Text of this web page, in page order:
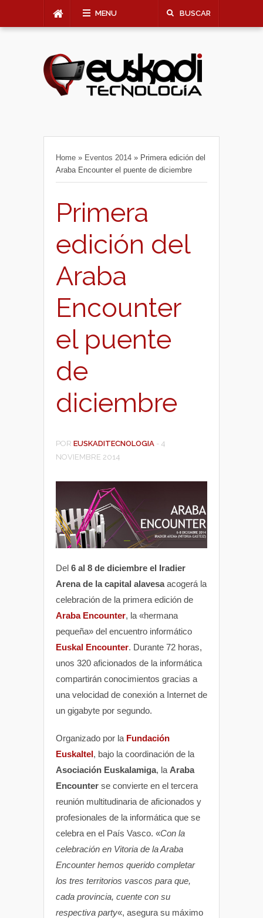
MENU BUSCAR
Home » Eventos 2014 » Primera edición del
Araba Encounter el puente de diciembre
Primera
edición del
Araba
Encounter
el puente
de
diciembre
POR EUSKADITECNOLOGIA - 4
NOVIEMBRE 2014
Del 6 al 8 de diciembre el Iradier
Arena de la capital alavesaacogerá la
celebración de la primera edición de
Araba Encounter, la «hermana
pequeña» del encuentro informático
Euskal Encounter. Durante 72 horas,
unos 320 aficionados de la informática
compartirán conocimientos gracias a
una velocidad de conexión a Internet de
un gigabyte por segundo.
Organizado por la Fundación
Euskaltel, bajo la coordinación de la
Asociación Euskalamiga, la Araba
Encounter se convierte en el tercera
reunión multitudinaria de aficionados y
profesionales de la informática que se
celebra en el País Vasco. «Con la
celebración en Vitoria de la Araba
Encounter hemos querido completar
los tres territorios vascos para que,
cada provincia, cuente con su
respectiva party«, asegura su máximo